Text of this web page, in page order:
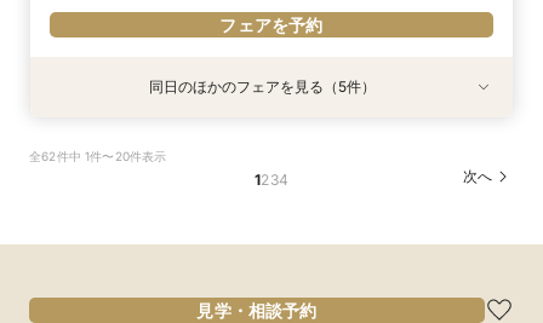
フェアを予約
特典あり
9/4
ウェディング相談会
フェアを予約
特典あり
9/4
の邸宅貸切体験
フェアを予約
特典あり
9/4
ル×厳選牛試食
フェアを予約
特典あり
9/4
談＆豪華試食
フェアを予約
9/4
ル見学＆相談会
フェアを予約
同日のほかのフェアを見る（5件）
全62件中 1件〜20件表示
1234 次へ
見学・相談予約